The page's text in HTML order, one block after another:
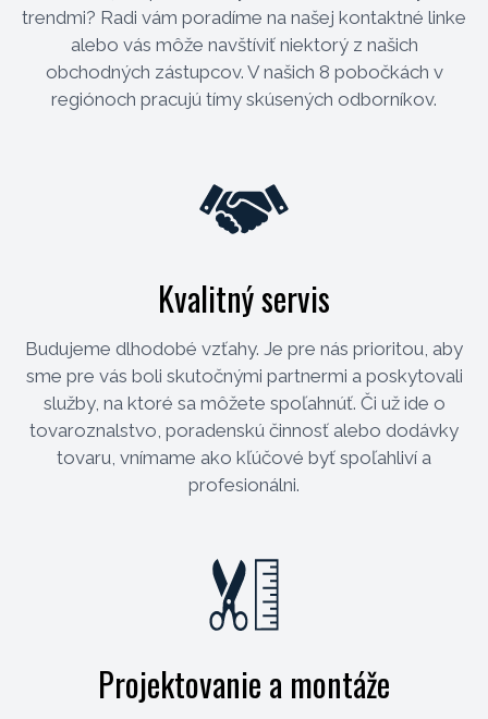
trendmi? Radi vám poradíme na našej kontaktné linke
alebo vás môže navštíviť niektorý z našich
obchodných zástupcov. V našich 8 pobočkách v
regiónoch pracujú tímy skúsených odborníkov.
Kvalitný servis
Budujeme dlhodobé vzťahy. Je pre nás prioritou, aby
sme pre vás boli skutočnými partnermi a poskytovali
služby, na ktoré sa môžete spoľahnúť. Či už ide o
tovaroznalstvo, poradenskú činnosť alebo dodávky
tovaru, vnímame ako kľúčové byť spoľahliví a
profesionálni.
Projektovanie a montáže